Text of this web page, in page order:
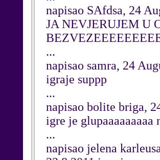
napisao SAfdsa, 24
JA NEVJERUJEM U
...
napisao samra, 24
igraje suppp
...
napisao bolite briga,
igre je
...
napisao jelena